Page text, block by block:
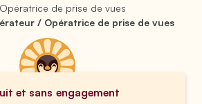
de prise de vues
/ Opératrice de prise de vues
et sans engagement